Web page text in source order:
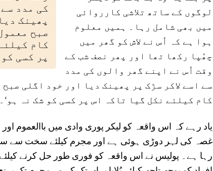
کی مدد سے
پھینک
صبح
کام
پر کسی
لوگوں کے ساتھ تلاشی کارروائی
میں بھی شامل رہا۔ ہمیں معلوم
ہوا ہے کہ اُس نے لاش کو گھر میں
چھُپا رکھا تھا اور پھر نصف شب کے
وقت اُس نے اپنے گھر والوں کی مدد
سے اسے لاکر سڑک پر پھینک دیا اور خود اگلی
کام کیلئے نکل گیا تاکہ اس پر کسی کو شک نہ ہو‘۔
یاد رہے کہ اس واقعہ کو لیکر پوری وادی میں باالعموم
غصہ کی لہر دوڑی ہوئی ہے اور مجرم کیلئے سخت سے
رہا ہے۔ پولیس نے اس واقعہ کو فوری طور حل کرنے